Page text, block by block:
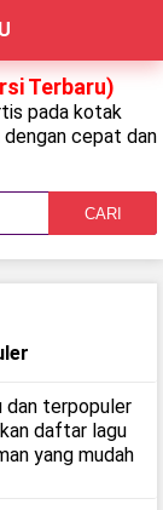
Terbaru)
pada kotak
cepat dan
CARI
dan terpopuler
daftar lagu
yang mudah